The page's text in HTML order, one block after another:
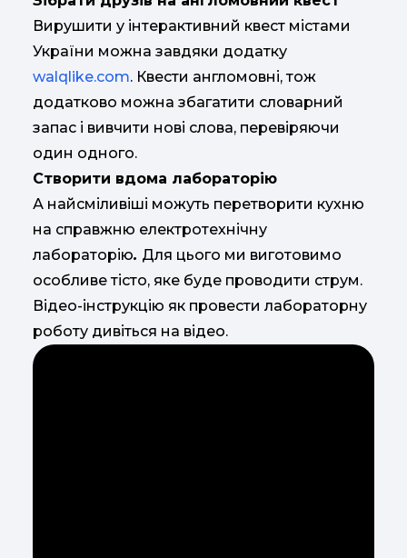
Вирушити у інтерактивний квест містами
України можна завдяки додатку
walqlike.com. Квести англомовні, тож
додатково можна збагатити словарний
запас і вивчити нові слова, перевіряючи
один одного.
Створити вдома лабораторію
А найсміливіші можуть перетворити кухню
на справжню електротехнічну
лабораторію. Для цього ми виготовимо
особливе тісто, яке буде проводити струм.
Відео-інструкцію як провести лабораторну
роботу дивіться на відео.